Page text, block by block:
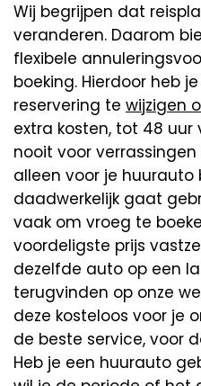
Wij begrijpen dat
veranderen. Daarom
flexibele
boeking. Hierdoor heb
reservering te wijzigen
extra kosten, tot 48 uur
nooit voor
alleen voor je
daadwerkelijk gaat
vaak om vroeg te
voordeligste prijs
dezelfde auto op een
terugvinden op onze
deze kosteloos voor je
de beste service, voor
Heb je een huurauto